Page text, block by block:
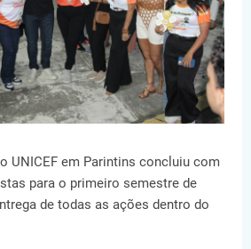
UNICEF em Parintins concluiu com
para o primeiro semestre de
de todas as ações dentro do